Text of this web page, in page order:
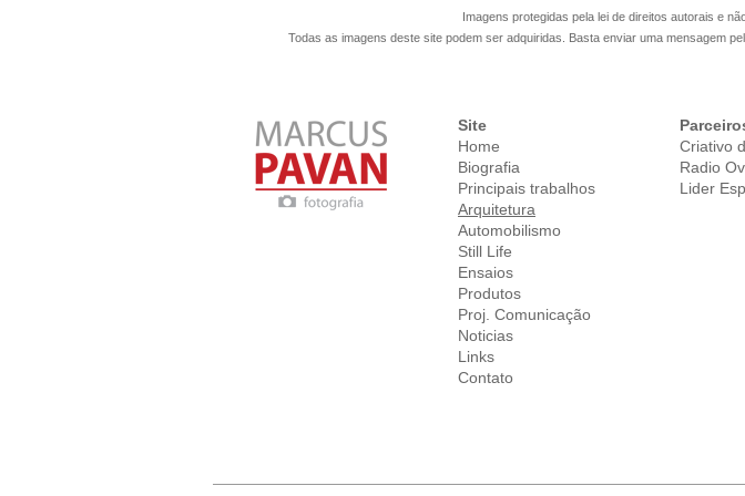
Imagens protegidas pela lei de direitos autorais e
Todas as imagens deste site podem ser adquiridas. Basta enviar uma mensagem
Site
Home
Biografia
Principais trabalhos
Arquitetura
Automobilismo
Still Life
Ensaios
Produtos
Proj. Comunicação
Noticias
Links
Contato
Criativo
Radio
Lider